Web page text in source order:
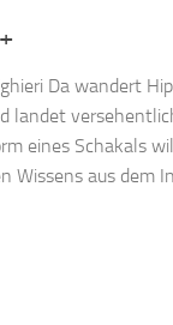
Da wandert
landet
eines Schakals
Wissens aus dem